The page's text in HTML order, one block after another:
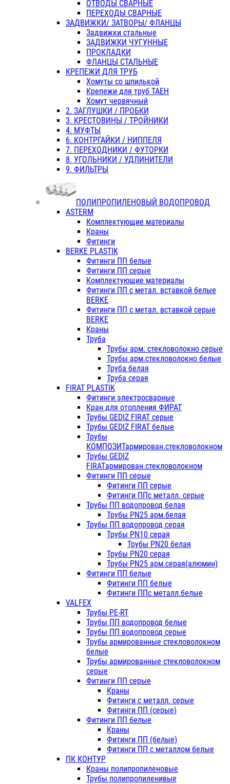
ОТВОДЫ СВАРНЫЕ
ПЕРЕХОДЫ СВАРНЫЕ
ЗАДВИЖКИ/ ЗАТВОРЫ/ ФЛАНЦЫ
Задвижки стальные
ЗАДВИЖКИ ЧУГУННЫЕ
ПРОКЛАДКИ
ФЛАНЦЫ СТАЛЬНЫЕ
КРЕПЕЖИ ДЛЯ ТРУБ
Хомуты со шпилькой
Крепежи для труб ТАЕН
Хомут червячный
2. ЗАГЛУШКИ / ПРОБКИ
3. КРЕСТОВИНЫ / ТРОЙНИКИ
4. МУФТЫ
6. КОНТРГАЙКИ / НИППЕЛЯ
7. ПЕРЕХОДНИКИ / ФУТОРКИ
8. УГОЛЬНИКИ / УДЛИНИТЕЛИ
9. ФИЛЬТРЫ
ПОЛИПРОПИЛЕНОВЫЙ ВОДОПРОВОД
ASTERM
Комплектующие материалы
Краны
Фитинги
BERKE PLASTIK
Фитинги ПП белые
Фитинги ПП серые
Комплектующие материалы
Фитинги ПП с метал. вставкой белые
BERKE
Фитинги ПП с метал. вставкой серые
BERKE
Краны
Труба
Трубы арм. стекловолокно серые
Трубы арм.стекловолокно белые
Труба белая
Труба серая
FIRAT PLASTIK
Фитинги электросварные
Кран для отопления ФИРАТ
Трубы GEDIZ FIRAT серые
Трубы GEDIZ FIRAT белые
Трубы
КОМПОЗИТармирован.стекловолокном
Трубы GEDIZ
FIRATармирован.стекловолокном
Фитинги ПП серые
Фитинги ПП серые
Фитинги ППс металл. серые
Трубы ПП водопровод белая
Трубы PN25 арм.белая
Трубы ПП водопровод серая
Трубы PN10 серая
Трубы PN20 белая
Трубы PN20 серая
Трубы PN25 арм.серая(алюмин)
Фитинги ПП белые
Фитинги ПП белые
Фитинги ППс металл.белые
VALFEX
Трубы PE-RT
Трубы ПП водопровод белые
Трубы ПП водопровод серые
Трубы армированные стекловолокном
белые
Трубы армированные стекловолокном
серые
Фитинги ПП серые
Краны
Фитинги с металл. серые
Фитинги ПП (серые)
Фитинги ПП белые
Краны
Фитинги ПП (белые)
Фитинги ПП с металлом белые
ПК КОНТУР
Краны полипропиленовые
Трубы полипропиленивые